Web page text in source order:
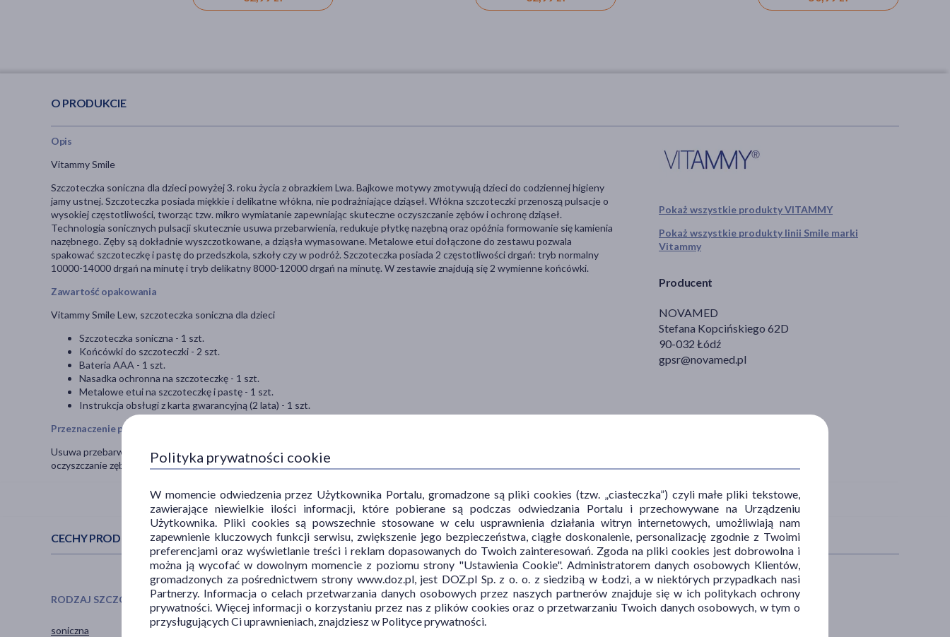
O PRODUKCIE
Pokaż wszystkie produkty VITAMMY
Pokaż wszystkie produkty linii Smile marki
Vitammy
Producent
NOVAMED
Stefana Kopcińskiego 62D
90-032 Łódź
gpsr@novamed.pl
Opis
Vitammy Smile
Szczoteczka soniczna dla dzieci powyżej 3. roku życia z obrazkiem Lwa. Bajkowe motywy zmotywują dzieci do codziennej higieny
jamy ustnej. Szczoteczka posiada miękkie i delikatne włókna, nie podrażniające dziąseł. Włókna szczoteczki przenoszą pulsacje o
wysokiej częstotliwości, tworząc tzw. mikro wymiatanie zapewniając skuteczne oczyszczanie zębów i ochronę dziąseł.
Technologia sonicznych pulsacji skutecznie usuwa przebarwienia, redukuje płytkę nazębną oraz opóźnia formowanie się kamienia
nazębnego. Zęby są dokładnie wyszczotkowane, a dziąsła wymasowane. Metalowe etui dołączone do zestawu pozwala
spakować szczoteczkę i pastę do przedszkola, szkoły czy w podróż. Szczoteczka posiada 2 częstotliwości drgań: tryb normalny
10000-14000 drgań na minutę i tryb delikatny 8000-12000 drgań na minutę. W zestawie znajdują się 2 wymienne końcówki.
Zawartość opakowania
Vitammy Smile Lew, szczoteczka soniczna dla dzieci
Szczoteczka soniczna - 1 szt.
Końcówki do szczoteczki - 2 szt.
Bateria AAA - 1 szt.
Nasadka ochronna na szczoteczkę - 1 szt.
Metalowe etui na szczoteczkę i pastę - 1 szt.
Instrukcja obsługi z karta gwarancyjną (2 lata) - 1 szt.
Przeznaczenie produktu
Usuwa przebarwienia, redukuje płytkę nazębną oraz opóźnia formowanie się kamienia nazębnego, zapewniając skuteczne
oczyszczanie zębów i ochronę dziąseł. Może być stosowany przez dzieci powyżej 3. roku życia.
CECHY PRODUKTU
RODZAJ SZCZOTECZKI
soniczna
PŁEĆ
Mężczyzna
WIEK
dla dzieci
TYP PRODUKTU CZĘŚĆ CIAŁA SPECYFIKA
Polityka prywatności cookie
W momencie odwiedzenia przez Użytkownika Portalu, gromadzone są pliki cookies (tzw. „ciasteczka”) czyli małe pliki tekstowe,
zawierające niewielkie ilości informacji, które pobierane są podczas odwiedzania Portalu i przechowywane na Urządzeniu
Użytkownika. Pliki cookies są powszechnie stosowane w celu usprawnienia działania witryn internetowych, umożliwiają nam
zapewnienie kluczowych funkcji serwisu, zwiększenie jego bezpieczeństwa, ciągłe doskonalenie, personalizację zgodnie z Twoimi
preferencjami oraz wyświetlanie treści i reklam dopasowanych do Twoich zainteresowań. Zgoda na pliki cookies jest dobrowolna i
można ją wycofać w dowolnym momencie z poziomu strony "Ustawienia Cookie". Administratorem danych osobowych Klientów,
gromadzonych za pośrednictwem strony www.doz.pl, jest DOZ.pl Sp. z o. o. z siedzibą w Łodzi, a w niektórych przypadkach nasi
Partnerzy. Informacja o celach przetwarzania danych osobowych przez naszych partnerów znajduje się w ich politykach ochrony
prywatności. Więcej informacji o korzystaniu przez nas z plików cookies oraz o przetwarzaniu Twoich danych osobowych, w tym o
przysługujących Ci uprawnieniach, znajdziesz w Polityce prywatności.